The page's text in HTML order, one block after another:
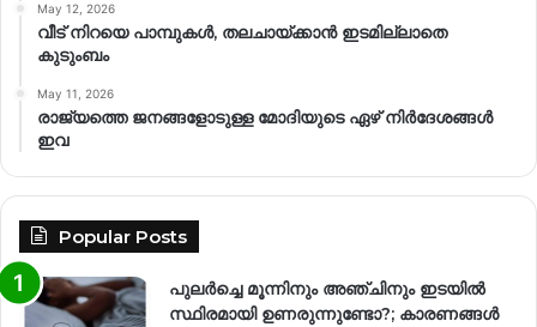
May 12, 2026
വീട് നിറയെ പാമ്പുകൾ, തലചായ്ക്കാൻ ഇടമില്ലാതെ
കുടുംബം
May 11, 2026
രാജ്യത്തെ ജനങ്ങളോടുള്ള മോദിയുടെ ഏഴ് നിര്‍ദേശങ്ങള്‍
ഇവ
Popular Posts
പുലർച്ചെ മൂന്നിനും അഞ്ചിനും ഇടയിൽ
സ്ഥിരമായി ഉണരുന്നുണ്ടോ?; കാരണങ്ങള്‍